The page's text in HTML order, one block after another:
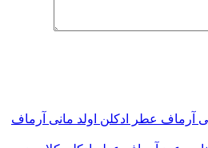
عطر ادکلن اولد مانی آرماف